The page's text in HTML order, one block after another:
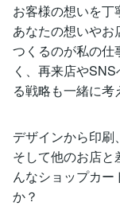
お客様の想いを丁
あなたの想いや
つくるのが私の仕
く、再来店や
る戦略も一緒に考
デザインから印刷
そして他のお店と
んなショップカ
か？